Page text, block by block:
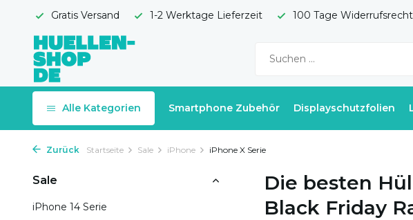
Gratis Versand 1-2 Werktage Lieferzeit 100 Tage Widerrufsrecht
Alle Kategorien Smartphone Zubehör Displayschutzfolien
Zurück Startseite Sale iPhone iPhone X Serie
Sale
iPhone 14 Serie
Die besten
Black Friday